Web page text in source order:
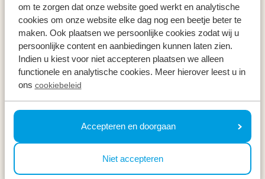
om te zorgen dat onze website goed werkt en analytische
cookies om onze website elke dag nog een beetje beter te
maken. Ook plaatsen we persoonlijke cookies zodat wij u
persoonlijke content en aanbiedingen kunnen laten zien.
Indien u kiest voor niet accepteren plaatsen we alleen
functionele en analytische cookies. Meer hierover leest u in
ons cookiebeleid
Accepteren en doorgaan
Niet accepteren
Urlaub
Im Urlaub
Newsletter
Erhalte, genau wie 100.000 andere, Inspirationen für
die schönsten Regionen, die besten
Wochenendausflüge und die besten Preise ⤵
Ihre E-Mail Adresse *